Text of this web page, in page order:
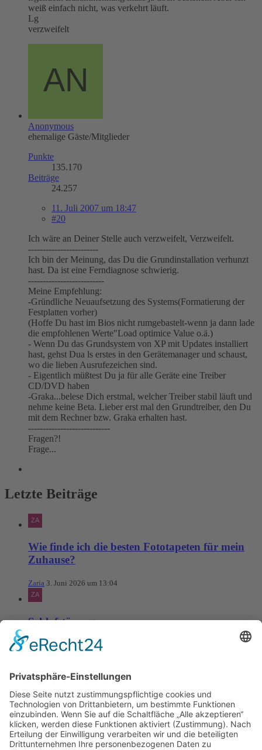
weiß einfach nicht, was verkehrt läuft.
Lg
verzweifelt
Anonymous
ehemalige Gäste/Mitglieder
Punkte
135.170
Beiträge
24.257
11. Juli 2007 um 18:47
#20
Ich wäre an Deiner Stelle auch verzweifelt, Verzweifelt.
------------------------
Ich bin der Meinung, das Du die Grundinstallation verhunzt
hast. Da ist eine Ferndiagnose schwierig.
--------------------------
Meine Empfehlung:
-Gründliche Neuaufsetzung des Systems(Formatierung der
Festplatten vorher)
(Hoffe Du hast im Bios nicht rumgebastelt-wenn ja dann lade
die empfohlenen Werte"Load optimice Value o.ä.)
- Wenn Du das Grundsystem von XP mit Updates installiert
hast, gehst Dua ls erstes in den Gerätemanager und schaust,
wo die lieben Ausrufezeichen sind.
- Eigentlich müßtest Du ja für alle Geräte eine Treiber
CD/DVD haben
-Graka...belese Dich erstmal, welcher Treiber stabil läuft und
nehme keine Beta. Lieber erst mal den Grundtreiber, den Du
mit dem Rechner bzw. Graka erhalten hast.
----------------------------
Fragen?!
Frage...
Letzte Beiträge
Wie finde ich die besten Fototapeten für mein
Zuhause?
Zaria 3. Juni 2026 um 13:04
Schlafstörungen
Zaria 3. Juni 2026 um 13:03
Ms word to PDF
Manuellsen 28. Mai 2026 um 10:31
Künstliche Intelligenz in der